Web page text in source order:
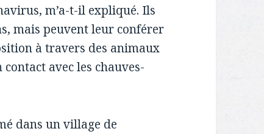
m’a-t-il expliqué. Ils
mais peuvent leur conférer
à travers des animaux
avec les chauves-
dans un village de